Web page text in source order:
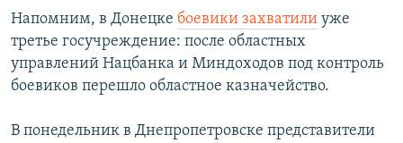
УКРАИНСКАЯ ПРОБЛЕМА КРЫМА
Все сайты RFE/RL
Напомним, в Донецке боевики захватили уже
третье госучреждение: после областных
управлений Нацбанка и Миндоходов под контроль
боевиков перешло областное казначейство.
В понедельник в Днепропетровске представители